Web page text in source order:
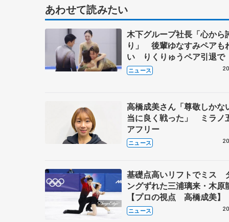
あわせて読みたい
木下グループ社長「心から
り」 後輩ゆなすみペアも
い りくりゅうペア引退で
ニュース
高橋成美さん「尊敬しかな
当に良く戦った」 ミラノ
アフリー
ニュース
基礎点高いリフトでミス
ングずれた三浦璃来・木原
【プロの視点 高橋成美】
ニュース